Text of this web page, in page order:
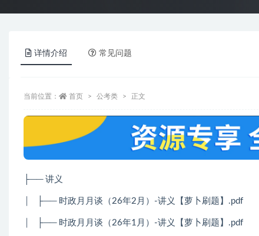
详情介绍 常见问题
当前位置： 首页 公考类 正文
├── 讲义
├── 时政月月谈（26年2月）-讲义【萝卜刷题】.pdf
├── 时政月月谈（26年1月）-讲义【萝卜刷题】.pdf